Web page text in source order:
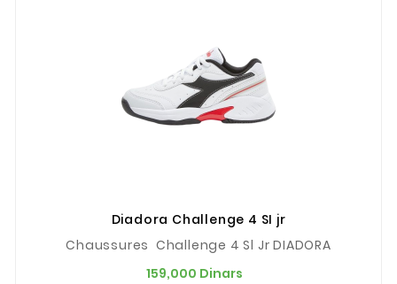
Diadora Challenge 4 SI jr
Chaussures Challenge 4 Sl Jr DIADORA
159,000 Dinars